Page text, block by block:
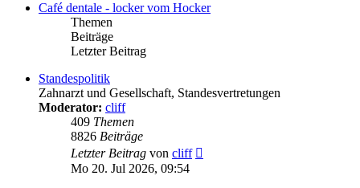
Café dentale - locker vom Hocker
Themen
Beiträge
Letzter Beitrag
Standespolitik
Zahnarzt und Gesellschaft, Standesvertretungen
Moderator: cliff
409 Themen
8826 Beiträge
Letzter Beitrag von cliff
Mo 20. Jul 2026, 09:54